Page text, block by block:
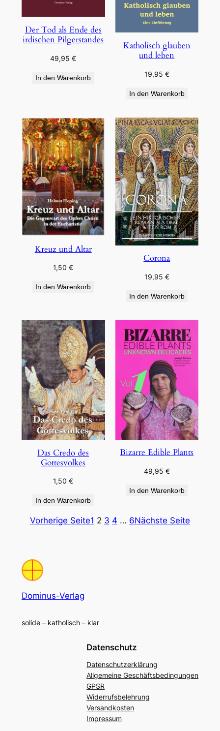
Der Tod als Ende des
irdischen Pilgerstandes
49,95€
In den Warenkorb
Katholisch glauben
und leben
19,95 €
In den Warenkorb
Kreuz und Altar
1,50€
In den Warenkorb
Corona
19,95 €
In den Warenkorb
Das Credo des
Gottesvolkes
1,50€
In den Warenkorb
Bizarre Edible Plants
49,95 €
In den Warenkorb
Vorherige Seite1 2 3 4 … 6Nächste Seite
Dominus-Verlag
solide – katholisch – klar
Datenschutz
Datenschutzerklärung
Allgemeine Geschäftsbedingungen
GPSR
Widerrufsbelehrung
Versandkosten
Impressum